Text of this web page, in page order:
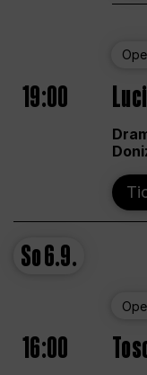
19:00
So6.9.
16:00